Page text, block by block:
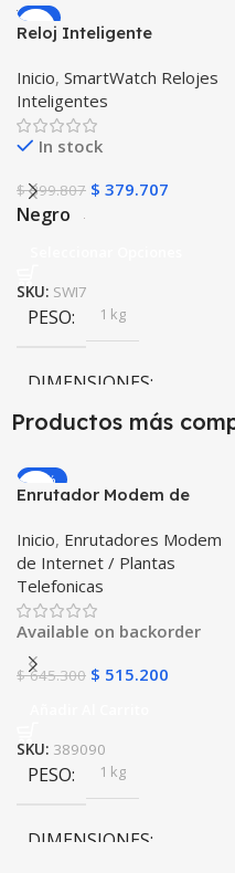
-5%
Reloj Inteligente
Incluye Pulso y Estuche
protector – GPS
Inicio, SmartWatch Relojes
Inteligentes
In stock
$399.807 $ 379.707
Negro
SKU: SWI7
PESO 1 kg
DIMENSIONES
COLOR Negro, Rosa
PULSO ADICIONAL
Goma , Metalizado
Productos más
-20%
Enrutador Modem de
Libre Todo Operador 4G
LTE SIMCARD
Inicio, Enrutadores Modem
de Internet / Plantas
Telefonicas
Available on backorder
$645.300 $ 515.200
SKU: 389090
PESO 1 kg
DIMENSIONES